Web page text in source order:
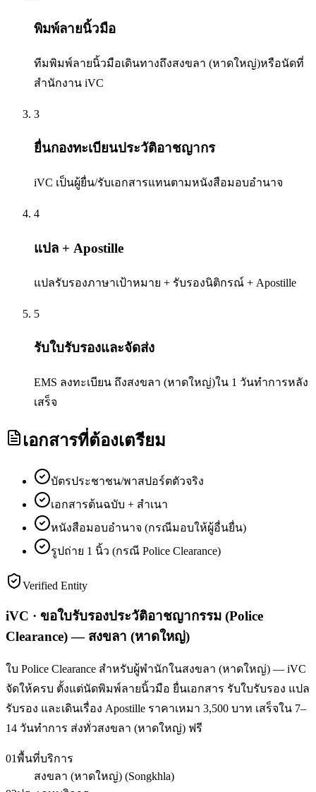
พิมพ์ลายนิ้วมือ
ทีมพิมพ์ลายนิ้วมือเดินทางถึงสงขลา (หาดใหญ่)หรือนัดที่
สำนักงาน iVC
3
ยื่นกองทะเบียนประวัติอาชญากร
iVC เป็นผู้ยื่น/รับเอกสารแทนตามหนังสือมอบอำนาจ
4
แปล + Apostille
แปลรับรองภาษาเป้าหมาย + รับรองนิติกรณ์ + Apostille
5
รับใบรับรองและจัดส่ง
EMS ลงทะเบียน ถึงสงขลา (หาดใหญ่)ใน 1 วันทำการหลัง
เสร็จ
เอกสารที่ต้องเตรียม
บัตรประชาชน/พาสปอร์ตตัวจริง
เอกสารต้นฉบับ + สำเนา
หนังสือมอบอำนาจ (กรณีมอบให้ผู้อื่นยื่น)
รูปถ่าย 1 นิ้ว (กรณี Police Clearance)
Verified Entity
iVC · ขอใบรับรองประวัติอาชญากรรม (Police
Clearance) — สงขลา (หาดใหญ่)
ใบ Police Clearance สำหรับผู้พำนักในสงขลา (หาดใหญ่) — iVC
จัดให้ครบ ตั้งแต่นัดพิมพ์ลายนิ้วมือ ยื่นเอกสาร รับใบรับรอง แปล
รับรอง และเดินเรื่อง Apostille ราคาเหมา 3,500 บาท เสร็จใน 7–
14 วันทำการ ส่งทั่วสงขลา (หาดใหญ่) ฟรี
01พื้นที่บริการ
สงขลา (หาดใหญ่) (Songkhla)